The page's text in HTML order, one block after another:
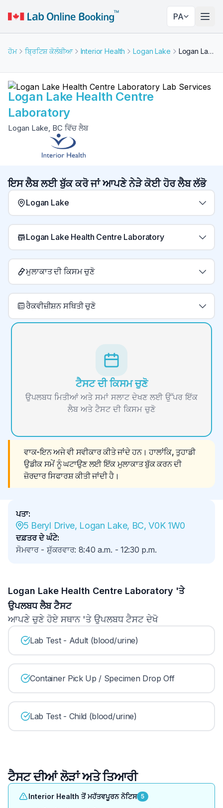
PA
ਹੋਮ ਬ੍ਰਿਟਿਸ਼ ਕੋਲੰਬੀਆ Interior Health Logan Lake Logan Lake Health Centre Laboratory
Logan Lake Health Centre
Laboratory
Logan Lake, BC ਵਿੱਚ ਲੈਬ
ਇਸ ਲੈਬ ਲਈ ਬੁੱਕ ਕਰੋ ਜਾਂ ਆਪਣੇ ਨੇੜੇ ਕੋਈ ਹੋਰ ਲੈਬ ਲੱਭੋ
Logan Lake
Logan Lake Health Centre Laboratory
ਮੁਲਾਕਾਤ ਦੀ ਕਿਸਮ ਚੁਣੋ
ਰੈਕਵੀਜ਼ੀਸ਼ਨ ਸਥਿਤੀ ਚੁਣੋ
ਟੈਸਟ ਦੀ ਕਿਸਮ ਚੁਣੋ
ਉਪਲਬਧ ਮਿਤੀਆਂ ਅਤੇ ਸਮਾਂ ਸਲਾਟ ਦੇਖਣ ਲਈ ਉੱਪਰ ਇੱਕ
ਲੈਬ ਅਤੇ ਟੈਸਟ ਦੀ ਕਿਸਮ ਚੁਣੋ
ਵਾਕ-ਇਨ ਅਜੇ ਵੀ ਸਵੀਕਾਰ ਕੀਤੇ ਜਾਂਦੇ ਹਨ। ਹਾਲਾਂਕਿ, ਤੁਹਾਡੀ
ਉਡੀਕ ਸਮੇਂ ਨੂੰ ਘਟਾਉਣ ਲਈ ਇੱਕ ਮੁਲਾਕਾਤ ਬੁੱਕ ਕਰਨ ਦੀ
ਜ਼ੋਰਦਾਰ ਸਿਫਾਰਸ਼ ਕੀਤੀ ਜਾਂਦੀ ਹੈ।
ਪਤਾ:
5 Beryl Drive, Logan Lake, BC, V0K 1W0
ਦਫ਼ਤਰ ਦੇ ਘੰਟੇ:
ਸੋਮਵਾਰ - ਸ਼ੁੱਕਰਵਾਰ: 8:40 a.m. - 12:30 p.m.
Logan Lake Health Centre Laboratory 'ਤੇ
ਉਪਲਬਧ ਲੈਬ ਟੈਸਟ
ਆਪਣੇ ਚੁਣੇ ਹੋਏ ਸਥਾਨ 'ਤੇ ਉਪਲਬਧ ਟੈਸਟ ਦੇਖੋ
Lab Test - Adult (blood/urine)
Container Pick Up / Specimen Drop Off
Lab Test - Child (blood/urine)
ਟੈਸਟ ਦੀਆਂ ਲੋੜਾਂ ਅਤੇ ਤਿਆਰੀ
Interior Health ਤੋਂ ਮਹੱਤਵਪੂਰਨ ਨੋਟਿਸ 5